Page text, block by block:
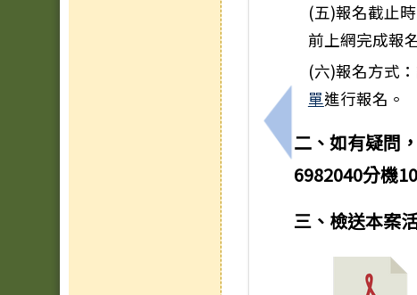
上一筆：台南市仁
(五)報名截止
前上網完成報
(六)報名方式
單進行報名。
二、如有疑問
6982040分機
三、檢送本案